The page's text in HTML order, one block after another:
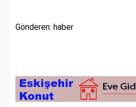
Gönderen: haber